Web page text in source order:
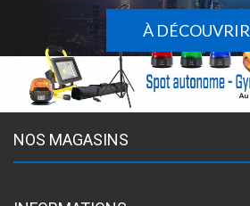
À DÉCOUVRIR
NOS MAGASINS